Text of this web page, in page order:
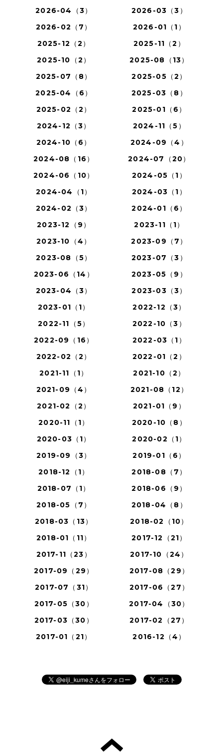
2026-04（3）
2026-03（3）
2026-02（7）
2026-01（1）
2025-12（2）
2025-11（2）
2025-10（2）
2025-08（13）
2025-07（8）
2025-05（2）
2025-04（6）
2025-03（8）
2025-02（2）
2025-01（6）
2024-12（3）
2024-11（5）
2024-10（6）
2024-09（4）
2024-08（16）
2024-07（20）
2024-06（10）
2024-05（1）
2024-04（1）
2024-03（1）
2024-02（3）
2024-01（6）
2023-12（9）
2023-11（1）
2023-10（4）
2023-09（7）
2023-08（5）
2023-07（3）
2023-06（14）
2023-05（9）
2023-04（3）
2023-03（3）
2023-01（1）
2022-12（3）
2022-11（5）
2022-10（3）
2022-09（16）
2022-03（1）
2022-02（2）
2022-01（2）
2021-11（1）
2021-10（2）
2021-09（4）
2021-08（12）
2021-02（2）
2021-01（9）
2020-11（1）
2020-10（8）
2020-03（1）
2020-02（1）
2019-09（3）
2019-01（6）
2018-12（1）
2018-08（7）
2018-07（1）
2018-06（9）
2018-05（7）
2018-04（8）
2018-03（13）
2018-02（10）
2018-01（11）
2017-12（21）
2017-11（23）
2017-10（24）
2017-09（29）
2017-08（29）
2017-07（31）
2017-06（27）
2017-05（30）
2017-04（30）
2017-03（30）
2017-02（27）
2017-01（21）
2016-12（4）